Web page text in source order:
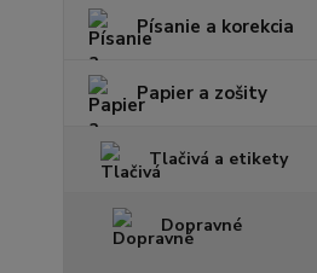
Písanie a korekcia
Papier a zošity
Tlačivá a etikety
Dopravné